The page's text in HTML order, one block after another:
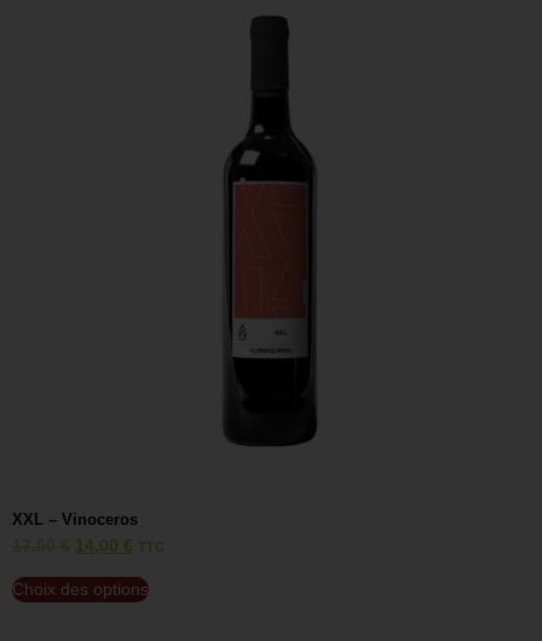
XXL – Vinoceros
17,50€ 14,00 € TTC
Choix des options